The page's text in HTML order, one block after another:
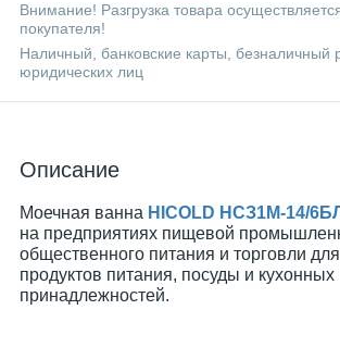
Внимание! Разгрузка товара
покупателя!
Наличный, банковские карты, безналичный
юридических лиц
Описание
Моечная ванна HICOLD НСЗ1М-14/6БЛ
на предприятиях пищевой
общественного питания и торговли
продуктов питания, посуды и кухонных
принадлежностей.